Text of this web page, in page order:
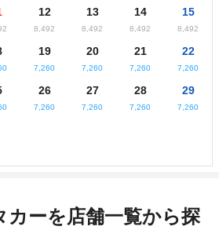
12
8,492
13
8,492
14
8,492
15
8,492
19
7,260
20
7,260
21
7,260
22
7,260
26
7,260
27
7,260
28
7,260
29
7,260
カーを店舗一覧から探